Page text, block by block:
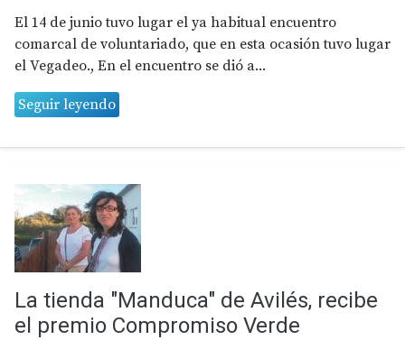
El 14 de junio tuvo lugar el ya habitual encuentro
comarcal de voluntariado, que en esta ocasión tuvo lugar
el Vegadeo., En el encuentro se dió a...
Seguir leyendo
La tienda "Manduca" de Avilés, recibe
el premio Compromiso Verde